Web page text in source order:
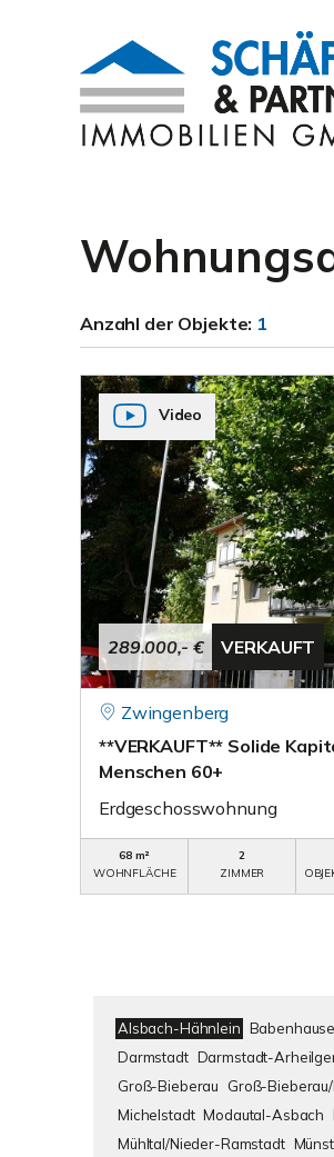
Anzahl der Objekte: 1
289.000,- € VERKAUFT
Video
Zwingenberg
**VERKAUFT** Solide
Menschen 60+
Erdgeschosswohnung
68 m²
WOHNFLÄCHE
2
ZIMMER
Alsbach-Hähnlein
Darmstadt Darmstadt-
Groß-Bieberau
Groß-
Michelstadt Modautal-Asbach
Mühltal/Nieder-Ramstadt